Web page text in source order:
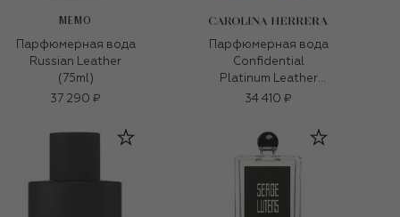
MEMO
Парфюмерная вода
Russian Leather
(75ml)
37 290 ₽
Парфюмерная вода
Confidential
Platinum Leather
(100ml)
34 410 ₽